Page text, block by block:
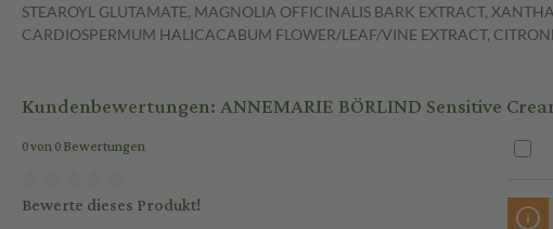
STEAROYL GLUTAMATE, MAGNOLIA OFFICINALIS BARK EXTRACT,
CARDIOSPERMUM HALICACABUM FLOWER/LEAF/VINE EXTRACT,
Kundenbewertungen: ANNEMARIE BÖRLIND Sensitive
0 von 0 Bewertungen
Bewerte dieses Produkt!